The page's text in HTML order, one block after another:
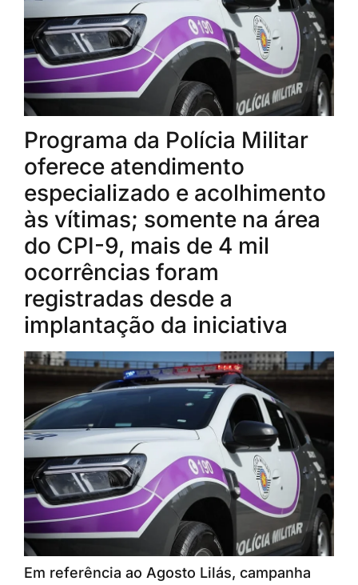
Programa da Polícia Militar
oferece atendimento
especializado e acolhimento
às vítimas; somente na área
do CPI-9, mais de 4 mil
ocorrências foram
registradas desde a
implantação da iniciativa
Em referência ao Agosto Lilás, campanha